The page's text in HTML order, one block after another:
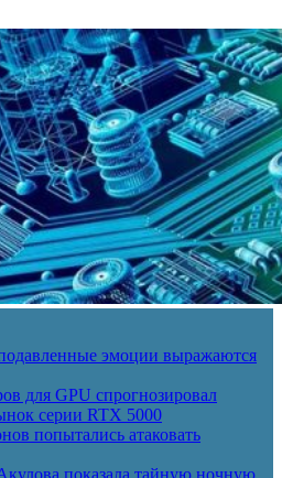
эмоции выражаются
для GPU спрогнозировал
серии RTX 5000
попытались атаковать
показала тайную ночную